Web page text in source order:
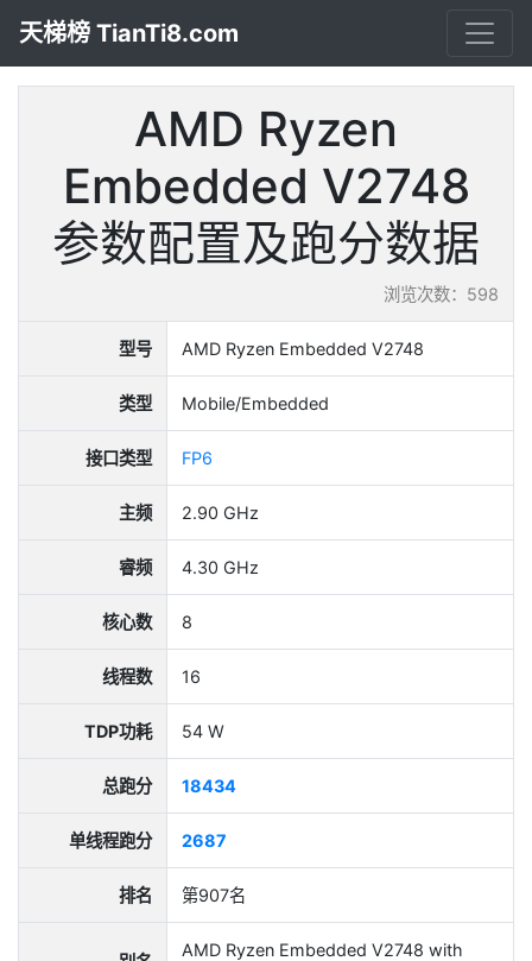
天梯榜 TianTi8.com
AMD Ryzen
Embedded V2748
参数配置及跑分数据
浏览次数：598
型号 AMD Ryzen Embedded V2748
类型 Mobile/Embedded
接口类型 FP6
主频 2.90 GHz
睿频 4.30 GHz
核心数 8
线程数 16
TDP功耗 54 W
总跑分 18434
单线程跑分 2687
排名 第907名
AMD Ryzen Embedded V2748 with